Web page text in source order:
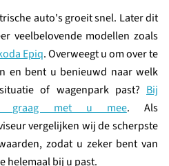
auto's groeit snel. Later dit
veelbelovende modellen zoals
Epiq. Overweegt u om over te
en bent u benieuwd naar welk
of wagenpark past? Bij
graag met u mee. Als
vergelijken wij de scherpste
zodat u zeker bent van
helemaal bij u past.